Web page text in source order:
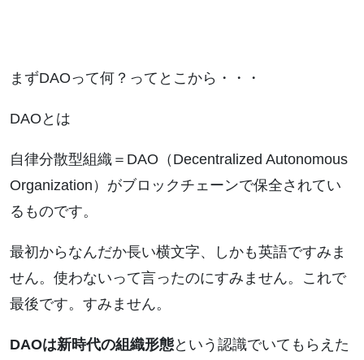
まずDAOって何？ってとこから・・・
DAOとは
自律分散型組織＝DAO（Decentralized Autonomous
Organization）がブロックチェーンで保全されてい
るものです。
最初からなんだか長い横文字、しかも英語ですみま
せん。使わないって言ったのにすみません。これで
最後です。すみません。
DAOは新時代の組織形態という認識でいてもらえた